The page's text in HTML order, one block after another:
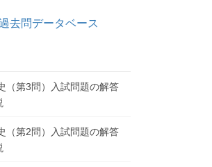
去問データベース
（第3問）入試問題の解答
（第2問）入試問題の解答